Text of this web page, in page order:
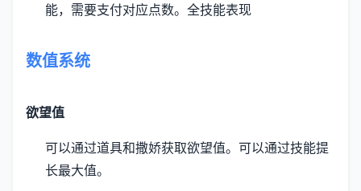
能，需要支付对应点数。 全技能表现
数值系统
欲望值
可以通过道具和撒娇获取欲望值。 可以通过技能提
长最大值。